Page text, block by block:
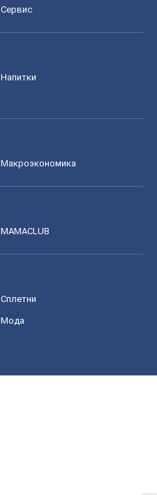
Сервис
Напитки
Mакроэкономика
MAMACLUB
Сплетни
Мода